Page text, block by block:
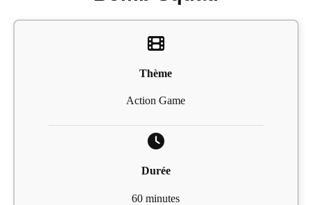
Thème
Action Game
Durée
60 minutes